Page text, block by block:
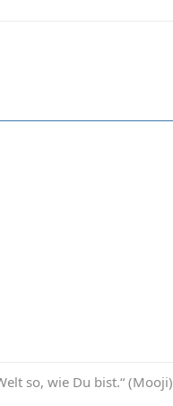
so, wie Du bist.“ (Mooji)